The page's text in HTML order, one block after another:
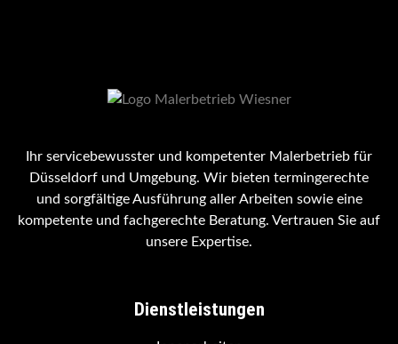
Ihr servicebewusster und kompetenter Malerbetrieb für
Düsseldorf und Umgebung. Wir bieten termingerechte
und sorgfältige Ausführung aller Arbeiten sowie eine
kompetente und fachgerechte Beratung. Vertrauen Sie auf
unsere Expertise.
Dienstleistungen